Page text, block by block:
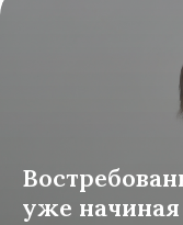
уже